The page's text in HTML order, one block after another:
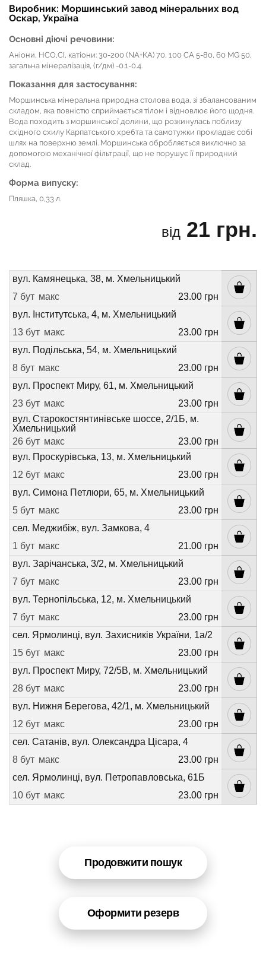
Виробник: Моршинський завод мінеральних вод
Оскар, Україна
Основні діючі речовини:
Аніони, HCO,CI, катіони: 30-200 (NA+KA) 70, 100 CA 5-80, 60 MG 50,
загальна мінералізація, (г/дм) -0.1-0.4.
Показання для застосування:
Моршинська мінеральна природна столова вода, зі збалансованим
складом, яка повністю сприймається тілом і відновлює його щодня.
Вода походить з моршинської долини, що розкинулась поблизу
східного схилу Карпатського хребта та самотужки прокладає собі
шлях на поверхню землі. Моршинська обробляється виключно за
допомогою механічної фільтрації, що не порушує її природний
склад.
Форма випуску:
Пляшка, 0,33 л.
від 21 грн.
вул. Камянецька, 38, м. Хмельницький
7 бут макс
23.00 грн
вул. Інститутська, 4, м. Хмельницький
13 бут макс
23.00 грн
вул. Подільська, 54, м. Хмельницький
8 бут макс
23.00 грн
вул. Проспект Миру, 61, м. Хмельницький
23 бут макс
23.00 грн
вул. Старокостянтинівське шоссе, 2/1Б, м.
Хмельницький
26 бут макс
23.00 грн
вул. Проскурівська, 13, м. Хмельницький
12 бут макс
23.00 грн
вул. Симона Петлюри, 65, м. Хмельницький
5 бут макс
23.00 грн
сел. Меджибіж, вул. Замкова, 4
1 бут макс
21.00 грн
вул. Зарічанська, 3/2, м. Хмельницький
7 бут макс
23.00 грн
вул. Тернопільська, 12, м. Хмельницький
7 бут макс
23.00 грн
сел. Ярмолинці, вул. Захисників України, 1а/2
15 бут макс
23.00 грн
вул. Проспект Миру, 72/5В, м. Хмельницький
28 бут макс
23.00 грн
вул. Нижня Берегова, 42/1, м. Хмельницький
12 бут макс
23.00 грн
сел. Сатанів, вул. Олександра Цісара, 4
8 бут макс
23.00 грн
сел. Ярмолинці, вул. Петропавловська, 61Б
10 бут макс 23.00 грн
Продовжити пошук
Оформити резерв